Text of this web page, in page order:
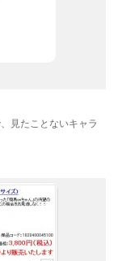
見たことないキャラ